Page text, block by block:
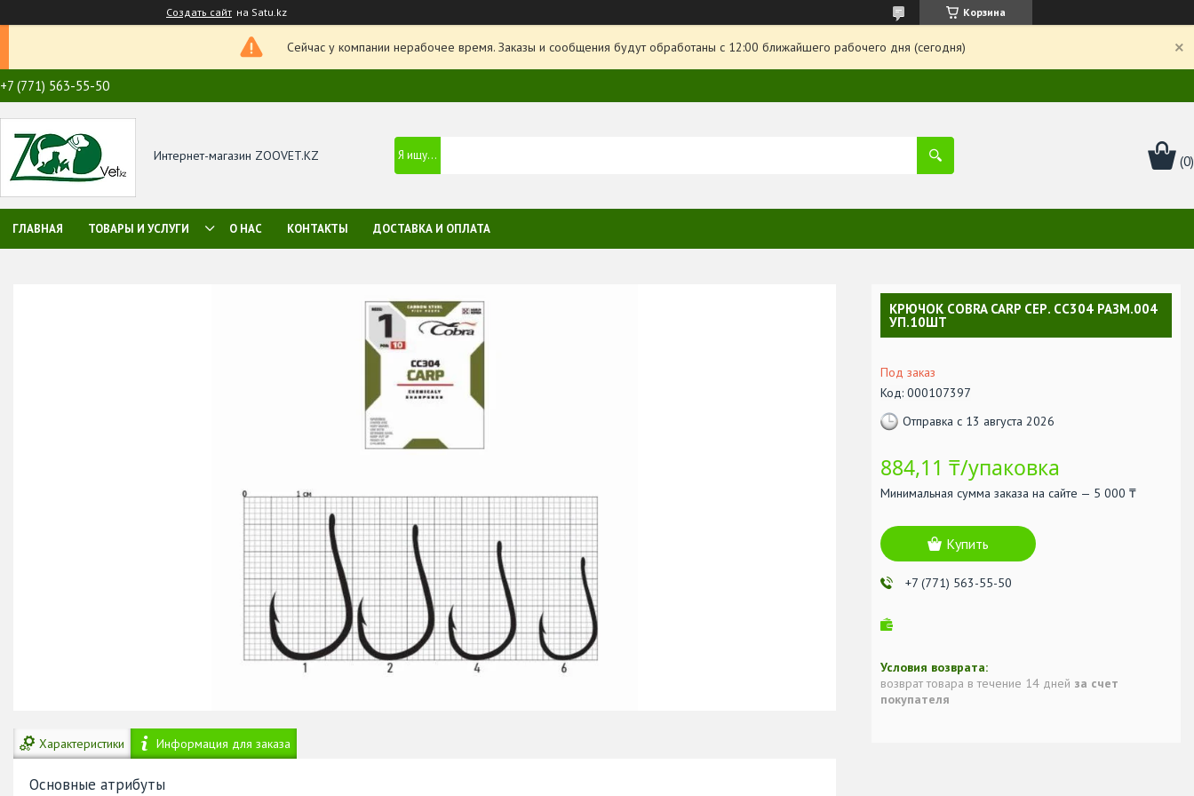
Создать сайт на Satu.kz Корзина
Сейчас у компании нерабочее время. Заказы и сообщения будут обработаны с 12:00 ближайшего рабочего дня (сегодня)
+7 (771) 563-55-50
Интернет-магазин ZOOVET.KZ
ГЛАВНАЯ ТОВАРЫ И УСЛУГИ О НАС КОНТАКТЫ ДОСТАВКА И ОПЛАТА
Характеристики Информация для заказа
Основные атрибуты
КРЮЧОК COBRA CARP СЕР. CC304 РАЗМ.004
УП.10ШТ
Под заказ
Код: 000107397
Отправка с 13 августа 2026
884,11 ₸/упаковка
Минимальная сумма заказа на сайте — 5 000 ₸
Купить
+7 (771) 563-55-50
возврат товара в течение 14 дней за счет
покупателя